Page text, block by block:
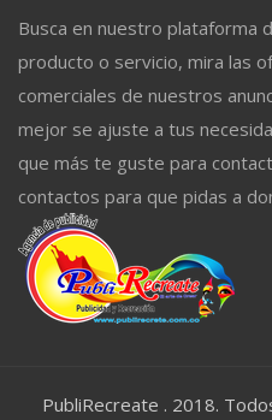
Busca en nuestro plataforma
producto o servicio, mira las
comerciales de nuestros
mejor se ajuste a tus
que más te guste para
contactos para que pidas a
PubliRecreate . 2018.